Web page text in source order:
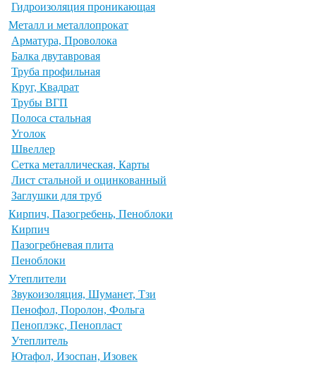
Гидроизоляция проникающая
Металл и металлопрокат
Арматура, Проволока
Балка двутавровая
Труба профильная
Круг, Квадрат
Трубы ВГП
Полоса стальная
Уголок
Швеллер
Сетка металлическая, Карты
Лист стальной и оцинкованный
Заглушки для труб
Кирпич, Пазогребень, Пеноблоки
Кирпич
Пазогребневая плита
Пеноблоки
Утеплители
Звукоизоляция, Шуманет, Тзи
Пенофол, Поролон, Фольга
Пеноплэкс, Пенопласт
Утеплитель
Ютафол, Изоспан, Изовек